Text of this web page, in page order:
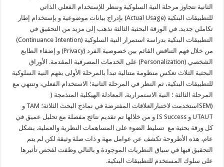
الثانية نتجاوز مرحلة النية السلوكية وننظر للإستخدام الفعلي الذاتي
للتطبيقات البنكية (Actual Usage) بإدراج بيانات موضوعية و بإستخدام إطار
تكاملي جديد. في الورقة البحثية الثالثة نذهب إلى مزيد من التحقيق في
التطبيقات البنكية بدراسة استمرار النية السلوكية (Continuance Intention)
من خلال فهم التناقض القائم بين خصوصية الفرد (Privacy) و إضفاء الطابع
الشخصي (Personalization) على الخدمات المصرفية المقدمة. الأوراق
البحثية الثلاث تعكس منظومة متتالية تبدأ بالمرحلة الأولى بفهم النية السلوكية
للتطبيقات البنكية، ثم النظر في المرحلة الثانية؛ الاستخدام الفعلي، وتنتهي مع
المرحلة الثالثة ؛ النية الاستمرارية. المعادلة الهيكلية المنذمجة (
(SEMاستخدمت لاختبارالعلاقات المفترضة في نماذج البحث الثلاثة؛ TAM و
UTAUT و IS Success و من خلالها تم تقديم نتائج مفصلة مع تحليل عميق في
كل ورقة بحثية مع تسليط الضوء على المساهمات النظرية والعملية. بشكل
عام، هذه الأطروحة تكشف عن عوامل مهة و ذات صلة وثيقة لكن لم يتم
التحقيق فيها في سياق النظريات الموجودة و بالتالي وظفت لفحص تأثيرها
على سلوك المستخدم للتطبيقات البنكية.